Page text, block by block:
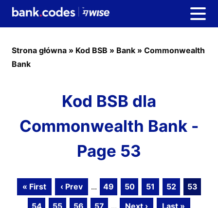
Strona główna » Kod BSB » Bank » Commonwealth
Bank
Kod BSB dla
Commonwealth Bank -
Page 53
« First ‹ Prev ... 49 50 51 52
53
54
55 56 57 ... Next › Last »